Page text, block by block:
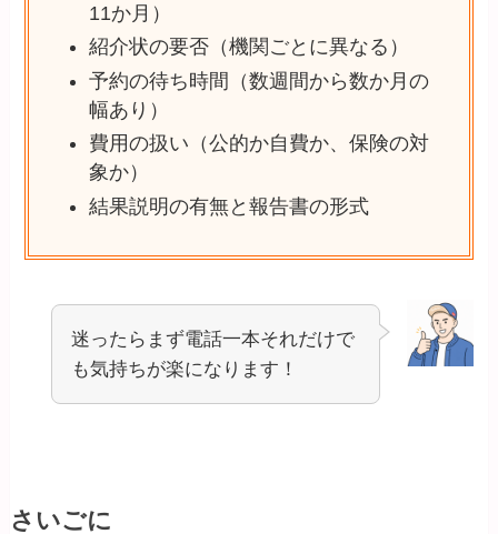
11か月）
紹介状の要否（機関ごとに異なる）
予約の待ち時間（数週間から数か月の
幅あり）
費用の扱い（公的か自費か、保険の対
象か）
結果説明の有無と報告書の形式
迷ったらまず電話一本それだけで
も気持ちが楽になります！
さいごに